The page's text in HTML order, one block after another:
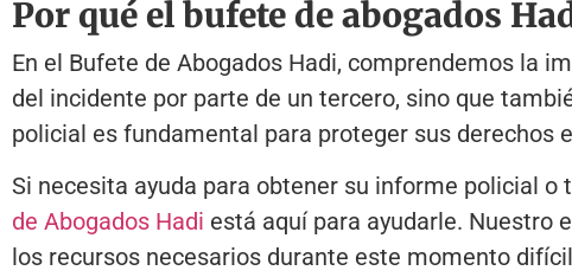
Por qué el bufete de abogados
En el Bufete de Abogados Hadi, comprendemos la
del incidente por parte de un tercero, sino que
policial es fundamental para proteger sus derechos
Si necesita ayuda para obtener su informe policial o
de Abogados Hadi está aquí para ayudarle. Nuestro
los recursos necesarios durante este momento